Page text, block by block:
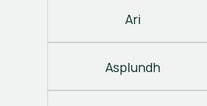
Ari
Asplundh